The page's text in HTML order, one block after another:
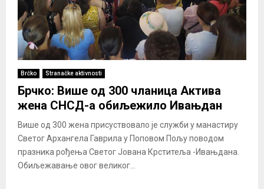
Brčko Stranačke aktivnosti
Брчко: Више од 300 чланица Актива
жена СНСД-а обиљежило Ивањдан
Више од 300 жена присуствовало је служби у манастиру
Светог Архангела Гаврила у Поповом Пољу поводом
празника рођења Светог Јована Крститеља -Ивањдана.
Обиљежавање овог великог...